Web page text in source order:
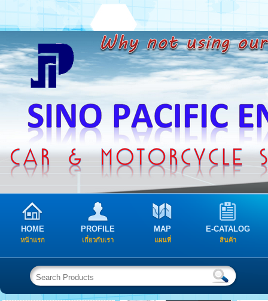
HOME
หน้าแรก
PROFILE
เกี่ยวกับเรา
MAP
แผนที่
E-CATALOG
สินค้า